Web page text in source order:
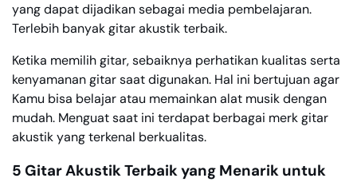
yang dapat dijadikan sebagai media pembelajaran.
Terlebih banyak gitar akustik terbaik.
Ketika memilih gitar, sebaiknya perhatikan kualitas serta
kenyamanan gitar saat digunakan. Hal ini bertujuan agar
Kamu bisa belajar atau memainkan alat musik dengan
mudah. Menguat saat ini terdapat berbagai merk gitar
akustik yang terkenal berkualitas.
5 Gitar Akustik Terbaik yang Menarik untuk